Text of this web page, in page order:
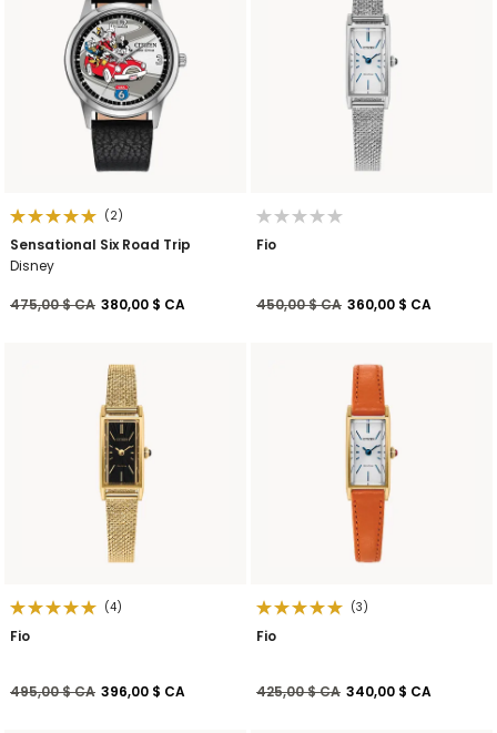
(2)
Sensational Six Road Trip
Disney
Prix réduit de
475,00 $ CAà380,00 $ CA
Fio
Prix réduit de
450,00 $ CAà360,00 $ CA
(4)
Fio
Prix réduit de
495,00 $ CAà396,00 $ CA
(3)
Fio
Prix réduit de
425,00 $ CAà340,00 $ CA